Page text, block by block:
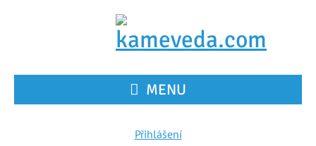
MENU
Přihlášení